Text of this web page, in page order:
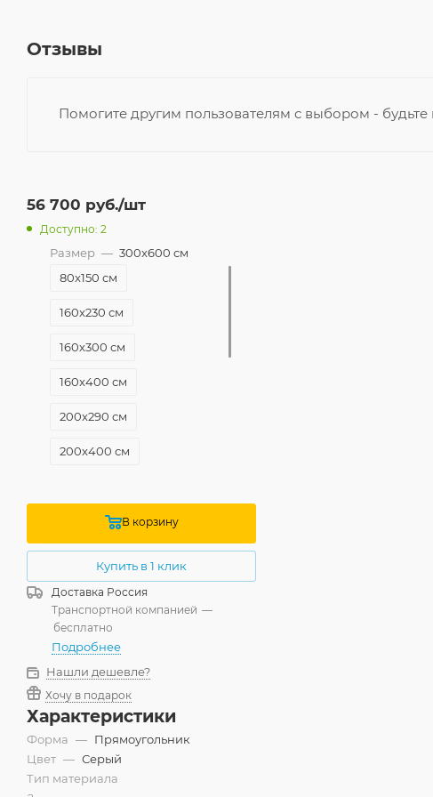
Отзывы
Помогите другим пользователям с выбором -
56 700 руб./шт
Доступно: 2
Размер — 300x600 см
80x150 см
160x230 см
160x300 см
160x400 см
200x290 см
200x400 см
240x400 см
240x500 см
300x400 см
300x500 см
300x600 см
400x500 см
В корзину
Купить в 1 клик
Доставка Россия
Транспортной компанией —
бесплатно
Подробнее
Нашли дешевле?
Хочу в подарок
Характеристики
Форма — Прямоугольник
Цвет — Серый
Тип материала